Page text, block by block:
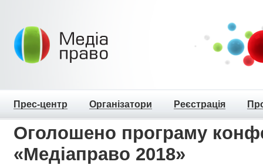
Прес-центр Організатори Реєстрація
Оголошено програму
«Медіаправо 2018»